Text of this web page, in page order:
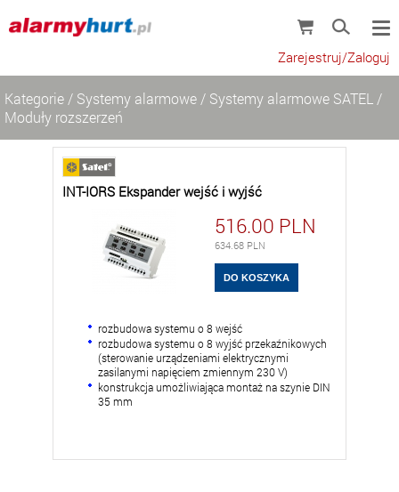
Zarejestruj/Zaloguj
Kategorie / Systemy alarmowe / Systemy alarmowe SATEL /
Moduły rozszerzeń
INT-IORS Ekspander wejść i wyjść
516.00 PLN
634.68 PLN
rozbudowa systemu o 8 wejść
rozbudowa systemu o 8 wyjść przekaźnikowych
(sterowanie urządzeniami elektrycznymi
zasilanymi napięciem zmiennym 230 V)
konstrukcja umożliwiająca montaż na szynie DIN
35 mm